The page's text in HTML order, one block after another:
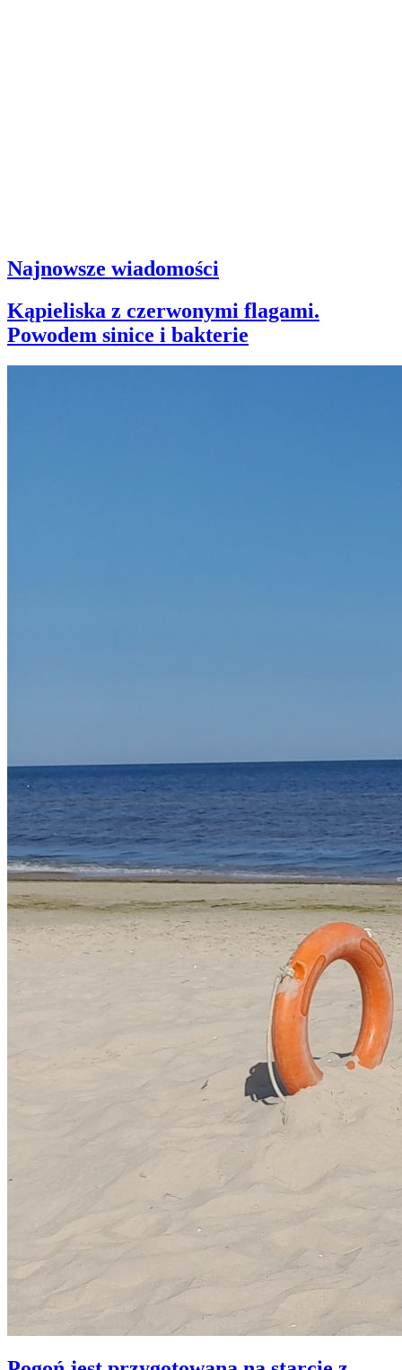
Najnowsze wiadomości
Kąpieliska z czerwonymi flagami.
Powodem sinice i bakterie